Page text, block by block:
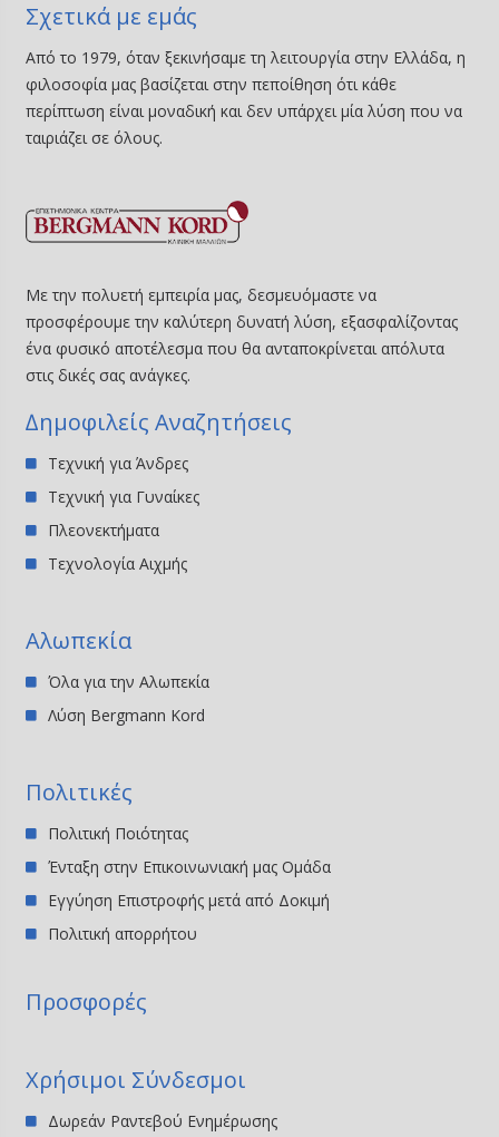
Σχετικά με εμάς
Από το 1979, όταν ξεκινήσαμε τη λειτουργία στην Ελλάδα, η
φιλοσοφία μας βασίζεται στην πεποίθηση ότι κάθε
περίπτωση είναι μοναδική και δεν υπάρχει μία λύση που να
ταιριάζει σε όλους.
Με την πολυετή εμπειρία μας, δεσμευόμαστε να
προσφέρουμε την καλύτερη δυνατή λύση, εξασφαλίζοντας
ένα φυσικό αποτέλεσμα που θα ανταποκρίνεται απόλυτα
στις δικές σας ανάγκες.
∆ημοφιλείς Αναζητήσεις
Τεχνική για Άνδρες
Τεχνική για Γυναίκες
Πλεονεκτήματα
Τεχνολογία Αιχμής
Αλωπεκία
Όλα για την Αλωπεκία
Λύση Bergmann Kord
Πολιτικές
Πολιτική Ποιότητας
Ένταξη στην Επικοινωνιακή μας Ομάδα
Εγγύηση Επιστροφής μετά από Δοκιμή
Πολιτική απορρήτου
Προσφορές
Χρήσιμοι Σύνδεσμοι
Δωρεάν Ραντεβού Ενημέρωσης